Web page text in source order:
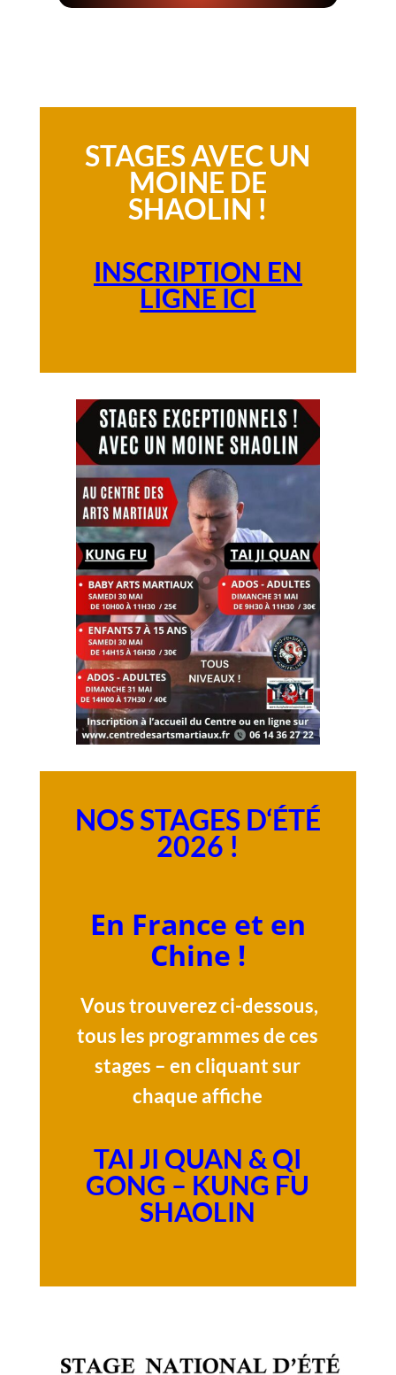
STAGES AVEC UN
MOINE DE
SHAOLIN !
INSCRIPTION EN
LIGNE ICI
NOS STAGESD‘ÉTÉ
2026 !
En France et en
Chine !
Vous trouverez ci-dessous,
tous les programmes de ces
stages – en cliquant sur
chaque affiche
TAI JI QUAN & QI
GONG – KUNG FU
SHAOLIN